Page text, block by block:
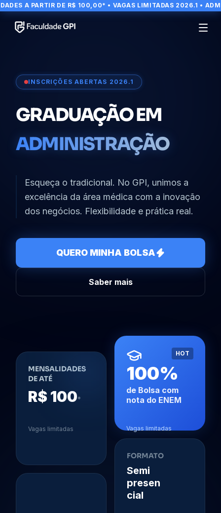
A PARTIR DE R$ 100,00* • VAGAS LIMITADAS 2026.1 • ADM
INSCRIÇÕES ABERTAS 2026.1
GRADUAÇÃO EM
ADMINISTRAÇÃO
Esqueça o tradicional. No GPI, unimos a
excelência da área médica com a inovação
dos negócios. Flexibilidade e prática real.
QUERO MINHA BOLSA
Saber mais
MENSALIDADES
DE ATÉ
R$ 100*
Vagas limitadas
HOT
100%
de Bolsa com
nota do ENEM
Vagas limitadas
FORMATO
Semi
presen
cial